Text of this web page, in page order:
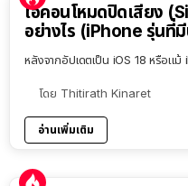
ไอคอนโหมดปิดเสียง
อย่างไร (iPhone รุ่นที่
หลังจากอัปเดตเป็น iOS 18 หรือแ
โดย Thitirath Kinaret
อ่านเพิ่มเติม